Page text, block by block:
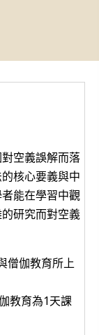
空義誤解而落
核心要義與中
能在學習中觀
研究而對空義
僧伽教育所上
教育為1天課